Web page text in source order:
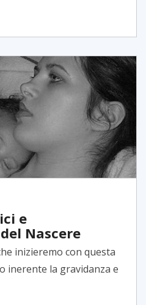
e
Nascere
inizieremo con questa
inerente la gravidanza e